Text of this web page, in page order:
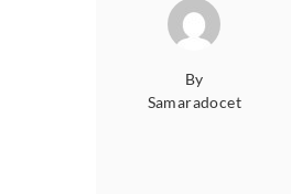
By
Samaradocet